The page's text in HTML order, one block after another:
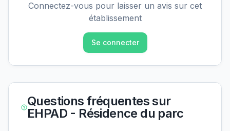
Connectez-vous pour laisser un avis sur cet
établissement
Se connecter
Questions fréquentes sur
EHPAD - Résidence du parc